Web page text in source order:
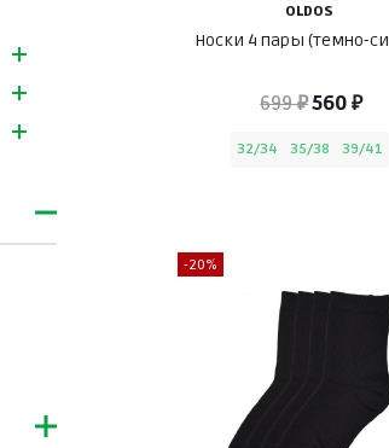
OLDOS
Носки 4 пары (темно-
699 ₽560 ₽
32/34 35/38 39/41
-20%